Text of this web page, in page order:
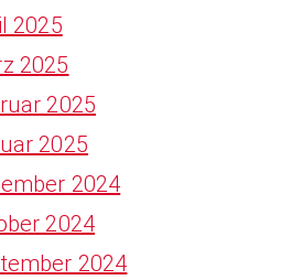
2025
2025
2025
2025
2024
2024
2024